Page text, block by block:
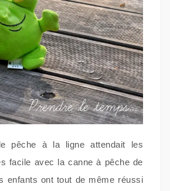
pêche à la ligne attendait les
facile avec la canne à pêche de
enfants ont tout de même réussi